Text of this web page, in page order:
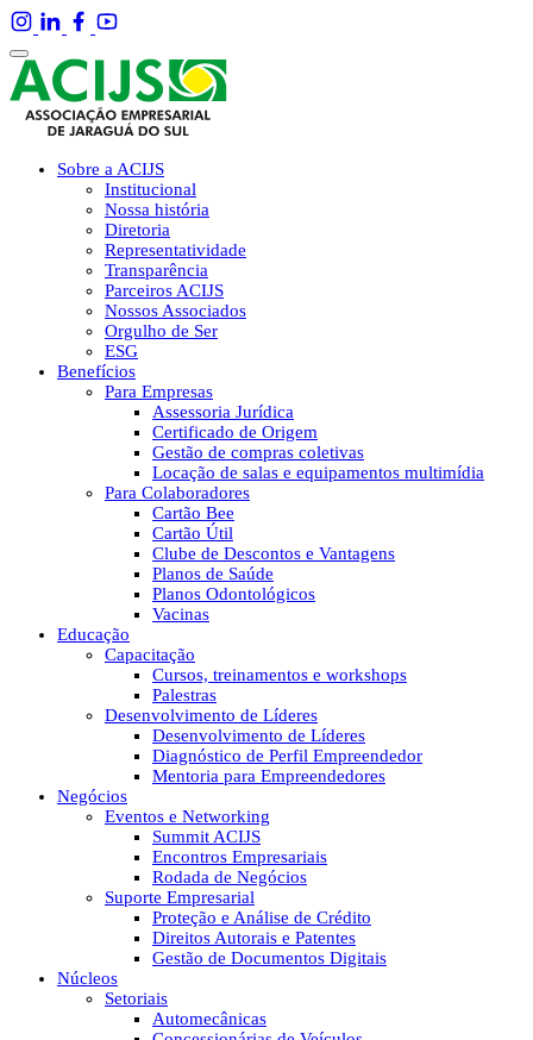
Sobre a ACIJS
Institucional
Nossa história
Diretoria
Representatividade
Transparência
Parceiros ACIJS
Nossos Associados
Orgulho de Ser
ESG
Benefícios
Para Empresas
Assessoria Jurídica
Certificado de Origem
Gestão de compras coletivas
Locação de salas e equipamentos multimídia
Para Colaboradores
Cartão Bee
Cartão Útil
Clube de Descontos e Vantagens
Planos de Saúde
Planos Odontológicos
Vacinas
Educação
Capacitação
Cursos, treinamentos e workshops
Palestras
Desenvolvimento de Líderes
Desenvolvimento de Líderes
Diagnóstico de Perfil Empreendedor
Mentoria para Empreendedores
Negócios
Eventos e Networking
Summit ACIJS
Encontros Empresariais
Rodada de Negócios
Suporte Empresarial
Proteção e Análise de Crédito
Direitos Autorais e Patentes
Gestão de Documentos Digitais
Núcleos
Setoriais
Automecânicas